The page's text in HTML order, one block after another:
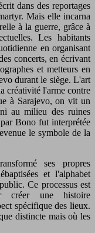
dans des reportages
Mais elle incarna
à la guerre, grâce à
Les habitants
en organisant
concerts, en écrivant
et metteurs en
durant le siège. L'art
créativité l'arme contre
à Sarajevo, on vit un
au milieu des ruines
Bono fut interprétée
le symbole de la
ses propres
et l'alphabet
Ce processus est
créer une histoire
spécifique des lieux.
distincte mais où les